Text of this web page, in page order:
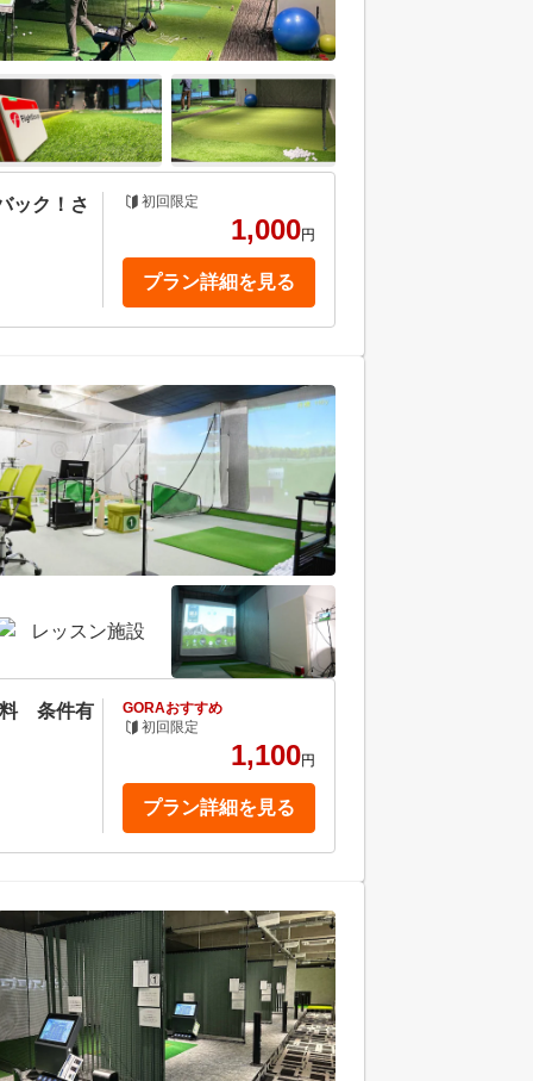
ック！さ 初回限定
1,000円
プラン詳細を見る
条件有
GORAおすすめ
初回限定
1,100円
プラン詳細を見る